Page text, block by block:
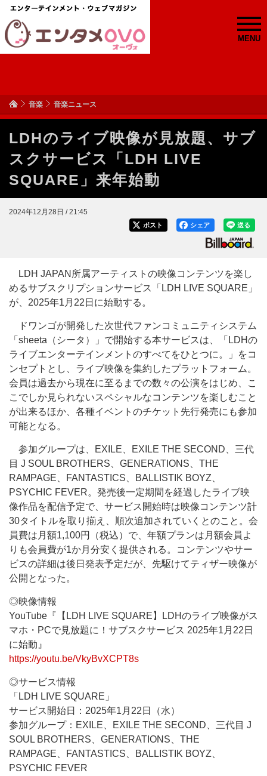
MENU
音楽 音楽ニュース
LDHのライブ映像が見放題、サブ
スクサービス「LDH LIVE
SQUARE」来年始動
2024年12月28日 / 21:45
送る
シェア
ポスト
LDH JAPAN所属アーティストの映像コンテンツを楽し
めるサブスクリプションサービス「LDH LIVE SQUARE」
が、2025年1月22日に始動する。
ドワンゴが開発した次世代ファンコミュニティシステム
「sheeta（シータ）」で開始する本サービスは、「LDHの
ライブエンターテインメントのすべてをひとつに。」をコ
ンセプトとし、ライブ映像を集約したプラットフォーム。
会員は過去から現在に至るまでの数々の公演をはじめ、こ
こでしか見られないスペシャルなコンテンツを楽しむこと
が出来るほか、各種イベントのチケット先行発売にも参加
可能となる。
参加グループは、EXILE、EXILE THE SECOND、三代
目 J SOUL BROTHERS、GENERATIONS、THE
RAMPAGE、FANTASTICS、BALLISTIK BOYZ、
PSYCHIC FEVER。発売後一定期間を経過したライブ映
像作品を配信予定で、サービス開始時は映像コンテンツ計
30タイトルを取り揃え、順次追加されていくとのこと。会
員費は月額1,100円（税込）で、年額プランは月額会員よ
りも会員費が1か月分安く提供される。コンテンツやサー
ビスの詳細は後日発表予定だが、先駆けてティザー映像が
公開となった。
◎映像情報
YouTube『【LDH LIVE SQUARE】LDHのライブ映像がス
マホ・PCで見放題に！サブスクサービス 2025年1月22日
に始動』
https://youtu.be/VkyBvXCPT8s
◎サービス情報
「LDH LIVE SQUARE」
サービス開始日：2025年1月22日（水）
参加グループ：EXILE、EXILE THE SECOND、三代目 J
SOUL BROTHERS、GENERATIONS、THE
RAMPAGE、FANTASTICS、BALLISTIK BOYZ、
PSYCHIC FEVER